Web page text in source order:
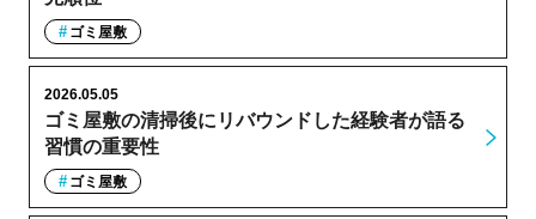
ゴミ屋敷
ゴミ屋敷の清掃後にリバウンドした経験者が語る
習慣の重要性
2026.05.05
ゴミ屋敷